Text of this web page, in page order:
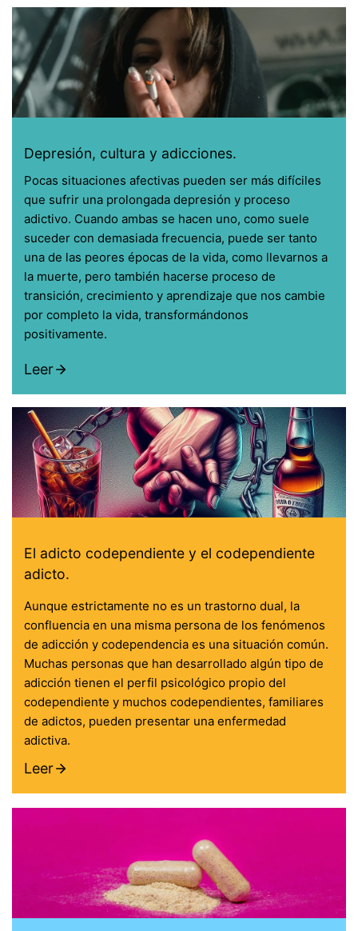
Depresión, cultura y adicciones.
Pocas situaciones afectivas pueden ser más difíciles
que sufrir una prolongada depresión y proceso
adictivo. Cuando ambas se hacen uno, como suele
suceder con demasiada frecuencia, puede ser tanto
una de las peores épocas de la vida, como llevarnos a
la muerte, pero también hacerse proceso de
transición, crecimiento y aprendizaje que nos cambie
por completo la vida, transformándonos
positivamente.
Leer
El adicto codependiente y el codependiente
adicto.
Aunque estrictamente no es un trastorno dual, la
confluencia en una misma persona de los fenómenos
de adicción y codependencia es una situación común.
Muchas personas que han desarrollado algún tipo de
adicción tienen el perfil psicológico propio del
codependiente y muchos codependientes, familiares
de adictos, pueden presentar una enfermedad
adictiva.
Leer